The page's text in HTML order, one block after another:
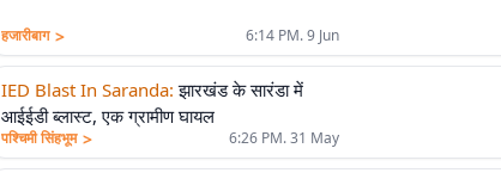
हजारीबाग > 6:14 PM. 9 Jun
IED Blast In Saranda: झारखंड के सारंडा में
आईईडी ब्लास्ट, एक ग्रामीण घायल
पश्चिमी सिंहभूम > 6:26 PM. 31 May